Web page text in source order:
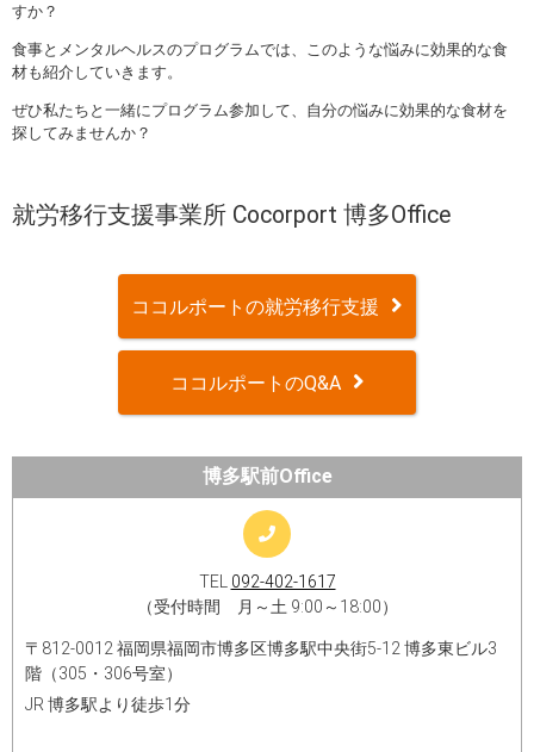
すか？
食事とメンタルヘルスのプログラムでは、このような悩みに効果的な食
材も紹介していきます。
ぜひ私たちと一緒にプログラム参加して、自分の悩みに効果的な食材を
探してみませんか？
就労移行支援事業所 Cocorport 博多Office
ココルポートの就労移行支援
ココルポートのQ&A
博多駅前Office
TEL 092-402-1617
（受付時間 月～土 9:00～18:00）
〒812-0012 福岡県福岡市博多区博多駅中央街5-12 博多東ビル3
階（305・306号室）
JR 博多駅より徒歩1分